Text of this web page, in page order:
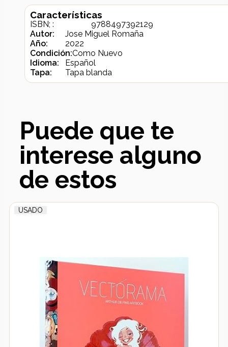
Características
ISBN; :
9788497392129
Autor:
Jose Miguel Romaña
Año:
2022
Condición:Como Nuevo
Idioma:
Español
Tapa:
Tapa blanda
Puede que te
interese alguno
de estos
USADO